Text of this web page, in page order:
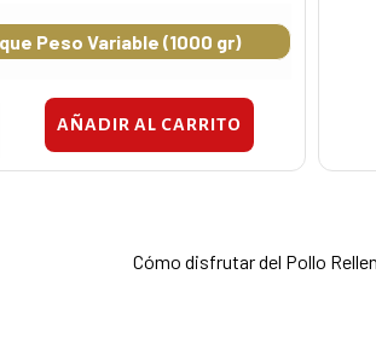
Peso Variable (1000 gr)
AÑADIR AL CARRITO
Siguiente:
Cómo disfrutar del Pollo